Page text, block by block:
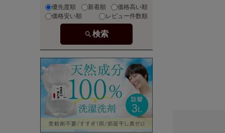
優先度順
新着順
価格高い順
価格安い順
レビュー件数順
検索